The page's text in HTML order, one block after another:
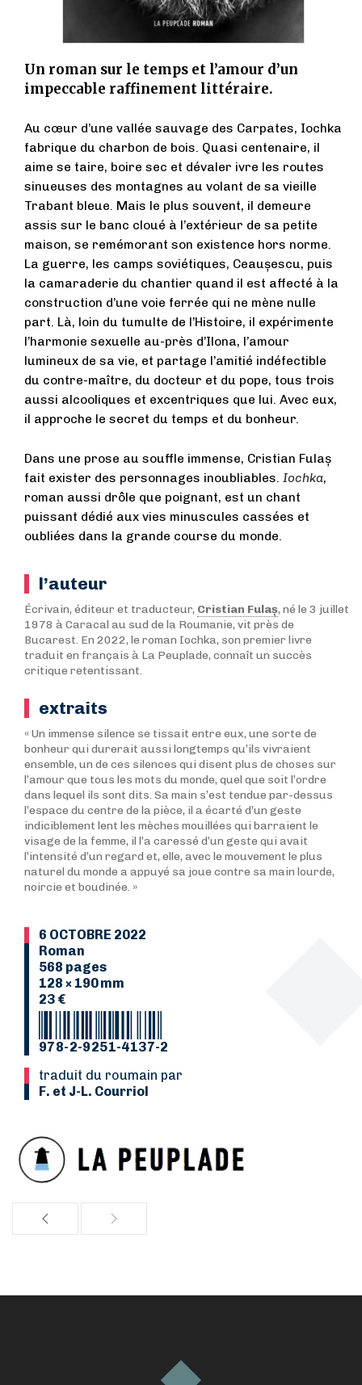
Un roman sur le temps et l’amour d’un
impeccable raffinement littéraire.
Au cœur d’une vallée sauvage des Carpates, Iochka
fabrique du charbon de bois. Quasi centenaire, il
aime se taire, boire sec et dévaler ivre les routes
sinueuses des montagnes au volant de sa vieille
Trabant bleue. Mais le plus souvent, il demeure
assis sur le banc cloué à l’extérieur de sa petite
maison, se remémorant son existence hors norme.
La guerre, les camps soviétiques, Ceaușescu, puis
la camaraderie du chantier quand il est affecté à la
construction d’une voie ferrée qui ne mène nulle
part. Là, loin du tumulte de l’Histoire, il expérimente
l’harmonie sexuelle au-près d’Ilona, l’amour
lumineux de sa vie, et partage l’amitié indéfectible
du contre-maître, du docteur et du pope, tous trois
aussi alcooliques et excentriques que lui. Avec eux,
il approche le secret du temps et du bonheur.
Dans une prose au souffle immense, Cristian Fulaș
fait exister des personnages inoubliables. Iochka,
roman aussi drôle que poignant, est un chant
puissant dédié aux vies minuscules cassées et
oubliées dans la grande course du monde.
l’auteur
Écrivain, éditeur et traducteur, Cristian Fulaș, né le 3 juillet
1978 à Caracal au sud de la Roumanie, vit près de
Bucarest. En 2022, le roman Iochka, son premier livre
traduit en français à La Peuplade, connaît un succès
critique retentissant.
extraits
« Un immense silence se tissait entre eux, une sorte de
bonheur qui durerait aussi longtemps qu’ils vivraient
ensemble, un de ces silences qui disent plus de choses sur
l’amour que tous les mots du monde, quel que soit l’ordre
dans lequel ils sont dits. Sa main s’est tendue par-dessus
l’espace du centre de la pièce, il a écarté d’un geste
indiciblement lent les mèches mouillées qui barraient le
visage de la femme, il l’a caressé d’un geste qui avait
l’intensité d’un regard et, elle, avec le mouvement le plus
naturel du monde a appuyé sa joue contre sa main lourde,
noircie et boudinée. »
6 OCTOBRE 2022
Roman
568 pages
128 × 190 mm
23 €
978-2-9251-4137-2
Traduit du roumain par
F. et J-L. Courriol